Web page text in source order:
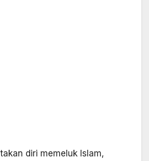
diri memeluk Islam,